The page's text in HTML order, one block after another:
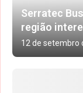
Serratec
região
12 de setembro